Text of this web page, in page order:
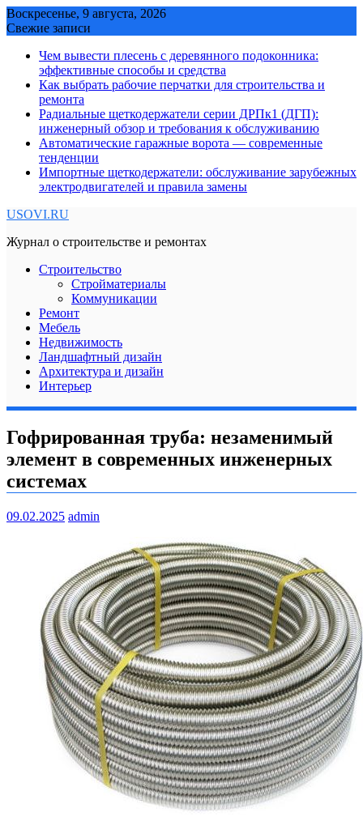
Skip
to
Воскресенье, 9 августа, 2026
Свежие записи
Чем вывести плесень с деревянного подоконника:
эффективные способы и средства
Как выбрать рабочие перчатки для строительства и
ремонта
Радиальные щеткодержатели серии ДРПк1 (ДГП):
инженерный обзор и требования к обслуживанию
Автоматические гаражные ворота — современные
тенденции
Импортные щеткодержатели: обслуживание зарубежных
электродвигателей и правила замены
USOVI.RU
Журнал о строительстве и ремонтах
Строительство
Стройматериалы
Коммуникации
Ремонт
Мебель
Недвижимость
Ландшафтный дизайн
Архитектура и дизайн
Интерьер
Гофрированная труба: незаменимый
элемент в современных инженерных
системах
09.02.2025 admin